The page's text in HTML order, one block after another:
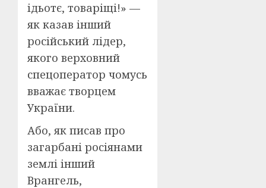
ідьотє, товаріщі!» —
як казав інший
російський лідер,
якого верховний
спецоператор чомусь
вважає творцем
України.
Або, як писав про
загарбані росіянами
землі інший
Врангель,